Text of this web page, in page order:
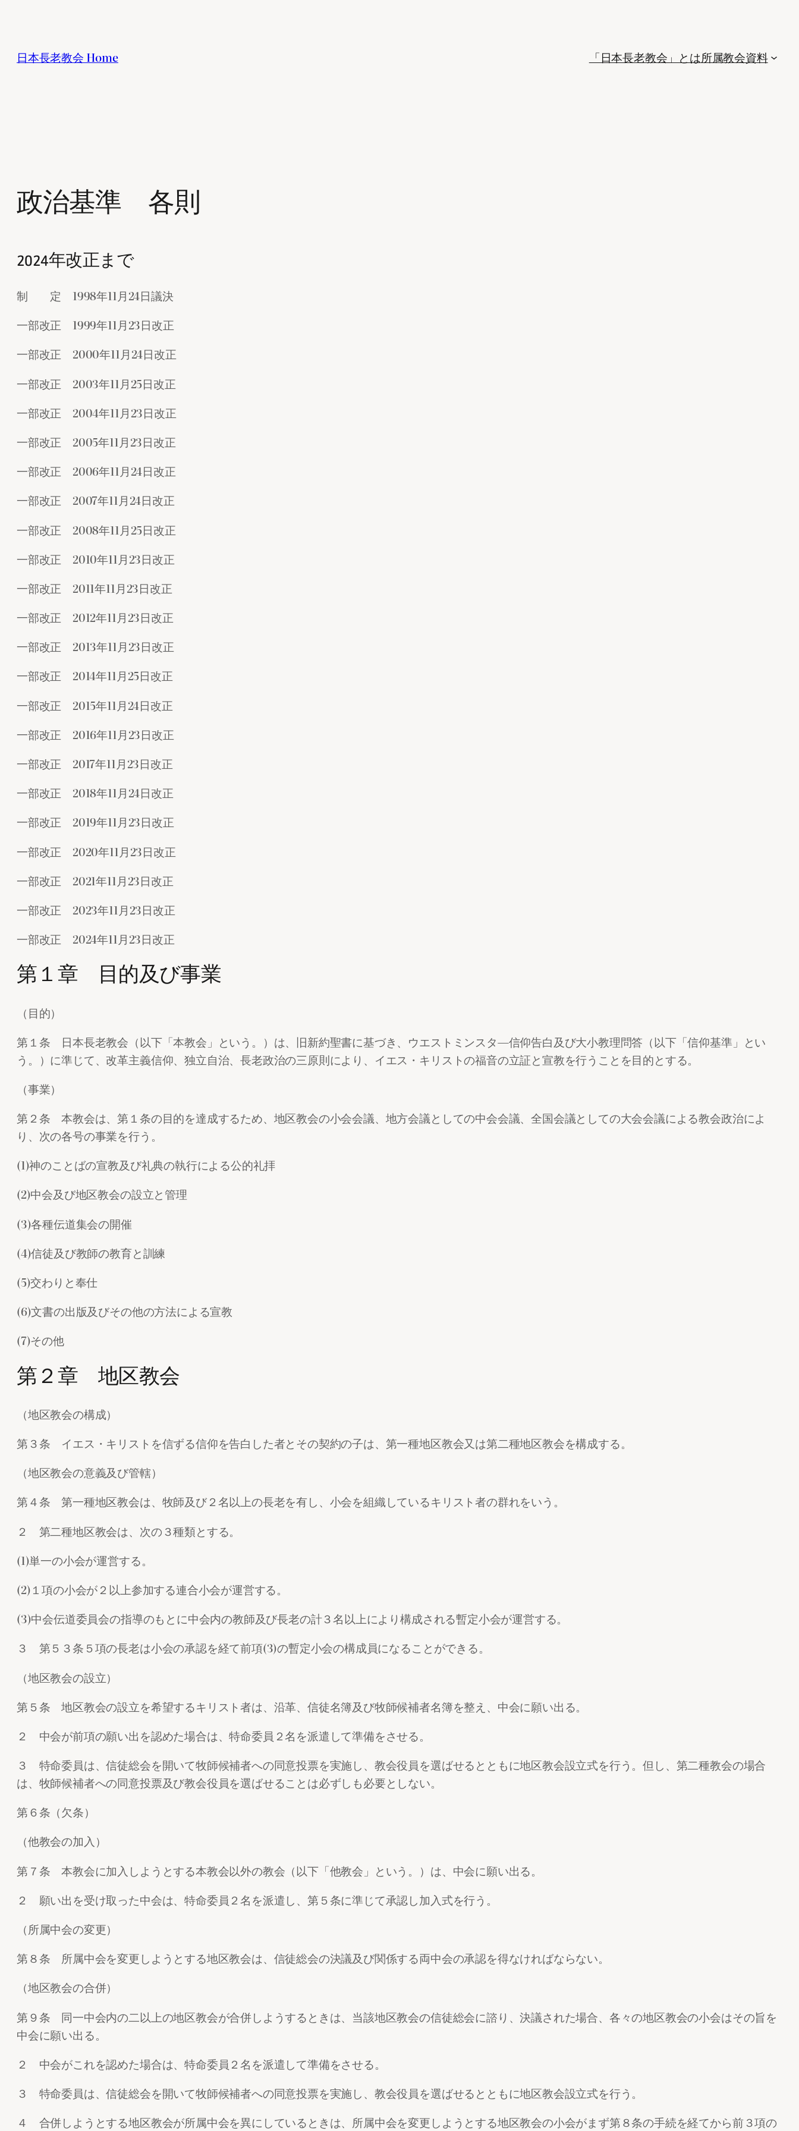
日本長老教会 Home 「日本長老教会」とは所属教会資料
政治基準 各則
2024年改正まで
制 定 1998年11月24日議決
一部改正 1999年11月23日改正
一部改正 2000年11月24日改正
一部改正 2003年11月25日改正
一部改正 2004年11月23日改正
一部改正 2005年11月23日改正
一部改正 2006年11月24日改正
一部改正 2007年11月24日改正
一部改正 2008年11月25日改正
一部改正 2010年11月23日改正
一部改正 2011年11月23日改正
一部改正 2012年11月23日改正
一部改正 2013年11月23日改正
一部改正 2014年11月25日改正
一部改正 2015年11月24日改正
一部改正 2016年11月23日改正
一部改正 2017年11月23日改正
一部改正 2018年11月24日改正
一部改正 2019年11月23日改正
一部改正 2020年11月23日改正
一部改正 2021年11月23日改正
一部改正 2023年11月23日改正
一部改正 2024年11月23日改正
第１章 目的及び事業
（目的）
第１条 日本長老教会（以下「本教会」という。）は、旧新約聖書に基づき、ウエストミンスタ―信仰告白及び大小教理問答（以下「信仰基準」とい
う。）に準じて、改革主義信仰、独立自治、長老政治の三原則により、イエス・キリストの福音の立証と宣教を行うことを目的とする。
（事業）
第２条 本教会は、第１条の目的を達成するため、地区教会の小会会議、地方会議としての中会会議、全国会議としての大会会議による教会政治によ
り、次の各号の事業を行う。
(1)神のことばの宣教及び礼典の執行による公的礼拝
(2)中会及び地区教会の設立と管理
(3)各種伝道集会の開催
(4)信徒及び教師の教育と訓練
(5)交わりと奉仕
(6)文書の出版及びその他の方法による宣教
(7)その他
第２章 地区教会
（地区教会の構成）
第３条 イエス・キリストを信ずる信仰を告白した者とその契約の子は、第一種地区教会又は第二種地区教会を構成する。
（地区教会の意義及び管轄）
第４条 第一種地区教会は、牧師及び２名以上の長老を有し、小会を組織しているキリスト者の群れをいう。
２ 第二種地区教会は、次の３種類とする。
(1)単一の小会が運営する。
(2)１項の小会が２以上参加する連合小会が運営する。
(3)中会伝道委員会の指導のもとに中会内の教師及び長老の計３名以上により構成される暫定小会が運営する。
３ 第５３条５項の長老は小会の承認を経て前項(3)の暫定小会の構成員になることができる。
（地区教会の設立）
第５条 地区教会の設立を希望するキリスト者は、沿革、信徒名簿及び牧師候補者名簿を整え、中会に願い出る。
２ 中会が前項の願い出を認めた場合は、特命委員２名を派遣して準備をさせる。
３ 特命委員は、信徒総会を開いて牧師候補者への同意投票を実施し、教会役員を選ばせるとともに地区教会設立式を行う。但し、第二種教会の場合
は、牧師候補者への同意投票及び教会役員を選ばせることは必ずしも必要としない。
第６条（欠条）
（他教会の加入）
第７条 本教会に加入しようとする本教会以外の教会（以下「他教会」という。）は、中会に願い出る。
２ 願い出を受け取った中会は、特命委員２名を派遣し、第５条に準じて承認し加入式を行う。
（所属中会の変更）
第８条 所属中会を変更しようとする地区教会は、信徒総会の決議及び関係する両中会の承認を得なければならない。
（地区教会の合併）
第９条 同一中会内の二以上の地区教会が合併しようするときは、当該地区教会の信徒総会に諮り、決議された場合、各々の地区教会の小会はその旨を
中会に願い出る。
２ 中会がこれを認めた場合は、特命委員２名を派遣して準備をさせる。
３ 特命委員は、信徒総会を開いて牧師候補者への同意投票を実施し、教会役員を選ばせるとともに地区教会設立式を行う。
４ 合併しようとする地区教会が所属中会を異にしているときは、所属中会を変更しようとする地区教会の小会がまず第８条の手続を経てから前３項の